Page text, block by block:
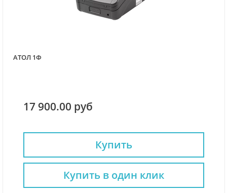
АТОЛ 1Ф
17 900.00 руб
Купить
Купить в один клик